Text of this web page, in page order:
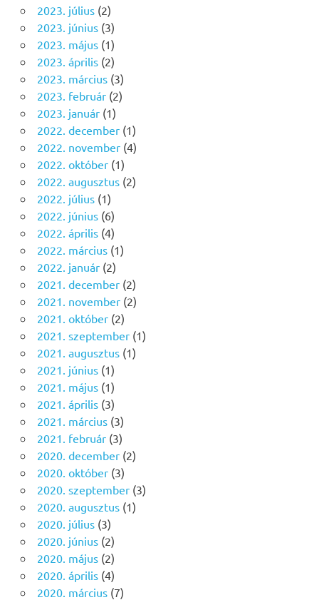
2023. július(2)
2023. június(3)
2023. május(1)
2023. április(2)
2023. március(3)
2023. február(2)
2023. január(1)
2022. december(1)
2022. november(4)
2022. október(1)
2022. augusztus(2)
2022. július(1)
2022. június(6)
2022. április(4)
2022. március(1)
2022. január(2)
2021. december(2)
2021. november(2)
2021. október(2)
2021. szeptember(1)
2021. augusztus(1)
2021. június(1)
2021. május(1)
2021. április(3)
2021. március(3)
2021. február(3)
2020. december(2)
2020. október(3)
2020. szeptember(3)
2020. augusztus(1)
2020. július(3)
2020. június(2)
2020. május(2)
2020. április(4)
2020. március(7)